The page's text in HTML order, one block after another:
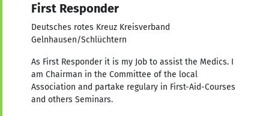
First Responder
Deutsches rotes Kreuz Kreisverband
Gelnhausen/Schlüchtern
As First Responder it is my Job to assist the Medics. I
am Chairman in the Committee of the local
Association and partake regulary in First-Aid-Courses
and others Seminars.